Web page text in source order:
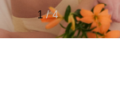
1/4